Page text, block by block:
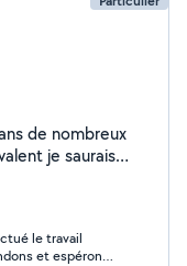
je saurais
et espérons